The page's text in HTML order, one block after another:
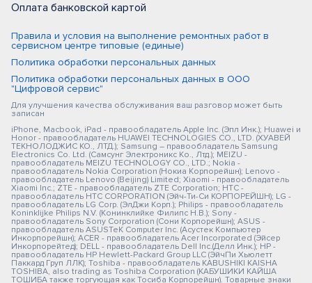
Оплата банковской картой
Правила и условия на выполнение ремонтных работ в
сервисном центре типовые (единые)
Политика обработки персональных данных
Политика обработки персональных данных в ООО
"Цифровой сервис"
Для улучшения качества обслуживания ваш разговор может быть
записан
iPhone, Macbook, iPad - правообладатель Apple Inc. (Эпл Инк.); Huawei и
Honor - правообладатель HUAWEI TECHNOLOGIES CO., LTD. (ХУАВЕЙ
ТЕКНОЛОДЖИС КО., ЛТД.); Samsung – правообладатель Samsung
Electronics Co. Ltd. (Самсунг Электроникс Ко., Лтд.); MEIZU -
правообладатель MEIZU TECHNOLOGY CO., LTD.; Nokia -
правообладатель Nokia Corporation (Нокиа Корпорейшн); Lenovo -
правообладатель Lenovo (Beijing) Limited; Xiaomi - правообладатель
Xiaomi Inc.; ZTE - правообладатель ZTE Corporation; HTC -
правообладатель HTC CORPORATION (Эйч-Ти-Си КОРПОРЕЙШН); LG -
правообладатель LG Corp. (ЭлДжи Корп.); Philips - правообладатель
Koninklijke Philips N.V. (Конинклийке Филипс Н.В.); Sony -
правообладатель Sony Corporation (Сони Корпорейшн); ASUS -
правообладатель ASUSTeK Computer Inc. (Асустек Компьютер
Инкорпорейшн); ACER - правообладатель Acer Incorporated (Эйсер
Инкорпорейтед); DELL - правообладатель Dell Inc.(Делл Инк.); HP -
правообладатель HP Hewlett-Packard Group LLC (ЭйчПи Хьюлетт
Паккард Груп ЛЛК); Toshiba - правообладатель KABUSHIKI KAISHA
TOSHIBA, also trading as Toshiba Corporation (КАБУШИКИ КАЙША
ТОШИБА также торгующая как Тосиба Корпорейшн). Товарные знаки